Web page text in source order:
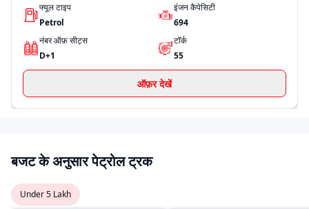
फ्यूल टाइप
Petrol
इंजन कैपेसिटी
694
नंबर ऑफ़ सीट्स
D+1
टॉर्क
55
ऑफ़र देखें
बजट के अनुसार पेट्रोल ट्रक
Under 5 Lakh